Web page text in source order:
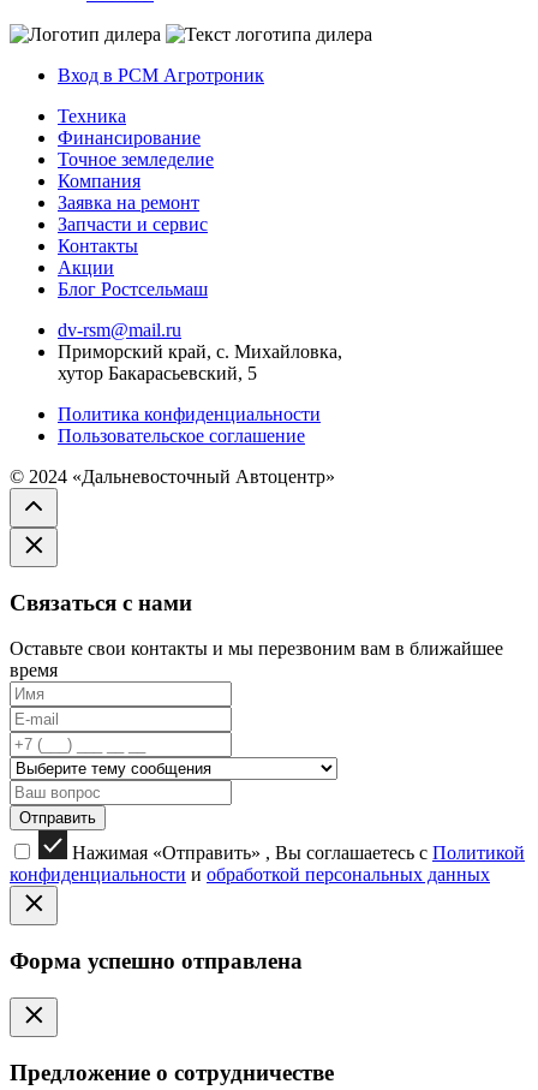
Вход в РСМ Агротроник
Техника
Финансирование
Точное земледелие
Компания
Заявка на ремонт
Запчасти и сервис
Контакты
Акции
Блог Ростсельмаш
dv-rsm@mail.ru
Приморский край, с. Михайловка,
хутор Бакарасьевский, 5
Политика конфиденциальности
Пользовательское соглашение
© 2024 «Дальневосточный Автоцентр»
Связаться с нами
Оставьте свои контакты и мы перезвоним вам в ближайшее
время
Отправить
Нажимая «Отправить» , Вы соглашаетесь с Политикой
конфиденциальности и обработкой персональных данных
Форма успешно отправлена
Предложение о сотрудничестве